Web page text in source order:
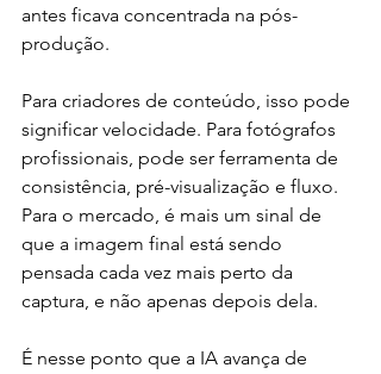
antes ficava concentrada na pós-
produção.
Para criadores de conteúdo, isso pode
significar velocidade. Para fotógrafos
profissionais, pode ser ferramenta de
consistência, pré-visualização e fluxo.
Para o mercado, é mais um sinal de
que a imagem final está sendo
pensada cada vez mais perto da
captura, e não apenas depois dela.
É nesse ponto que a IA avança de